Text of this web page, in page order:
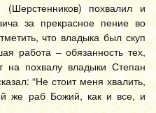
похвалил и
за прекрасное пение во
что владыка был скуп
работа – обязанность тех,
на похвалу владыки Степан
“Не стоит меня хвалить,
же раб Божий, как и все, и